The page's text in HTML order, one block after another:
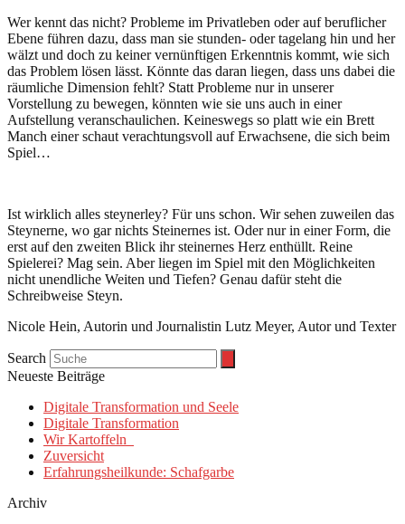
Wer kennt das nicht? Probleme im Privatleben oder auf beruflicher
Ebene führen dazu, dass man sie stunden- oder tagelang hin und her
wälzt und doch zu keiner vernünftigen Erkenntnis kommt, wie sich
das Problem lösen lässt. Könnte das daran liegen, dass uns dabei die
räumliche Dimension fehlt? Statt Probleme nur in unserer
Vorstellung zu bewegen, könnten wie sie uns auch in einer
Aufstellung veranschaulichen. Keineswegs so platt wie ein Brett
Manch einer schaut verachtungsvoll auf Erwachsene, die sich beim
Spiel…
Ist wirklich alles steynerley? Für uns schon. Wir sehen zuweilen das
Steynerne, wo gar nichts Steinernes ist. Oder nur in einer Form, die
erst auf den zweiten Blick ihr steinernes Herz enthüllt. Reine
Spielerei? Mag sein. Aber liegen im Spiel mit den Möglichkeiten
nicht unendliche Weiten und Tiefen? Genau dafür steht die
Schreibweise Steyn.
Nicole Hein, Autorin und Journalistin Lutz Meyer, Autor und Texter
Search
Neueste Beiträge
Digitale Transformation und Seele
Digitale Transformation
Wir Kartoffeln
Zuversicht
Erfahrungsheilkunde: Schafgarbe
Archiv